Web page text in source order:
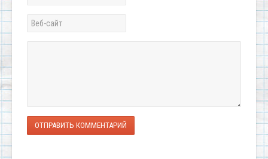
ОТПРАВИТЬ КОММЕНТАРИЙ